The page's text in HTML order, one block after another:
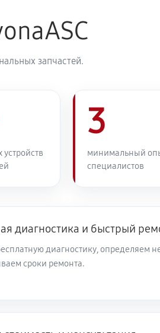
запчастей.
3
минимальный
специалистов
диагностика и быстрый
диагностику, определяем
сроки ремонта.